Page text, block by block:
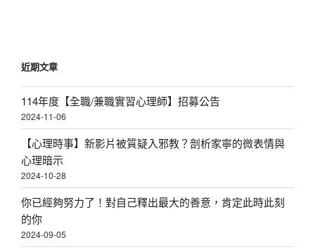
近期文章
114年度【全職/兼職實習心理師】招募公告
2024-11-06
【心理時事】新影片被質疑入邪教？剖析家寧的微表情與
心理暗示
2024-10-28
你已經夠努力了！對自己釋出最大的善意，肯定此時此刻
的你
2024-09-05